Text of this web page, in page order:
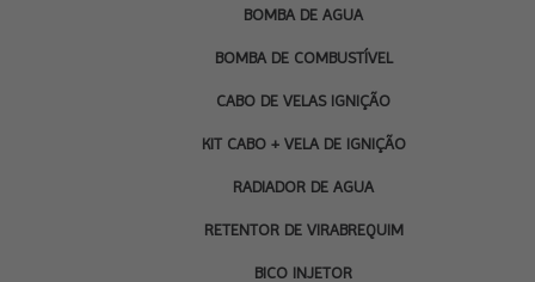
BOMBA DE AGUA
BOMBA DE COMBUSTÍVEL
CABO DE VELAS IGNIÇÃO
KIT CABO + VELA DE IGNIÇÃO
RADIADOR DE AGUA
RETENTOR DE VIRABREQUIM
BICO INJETOR